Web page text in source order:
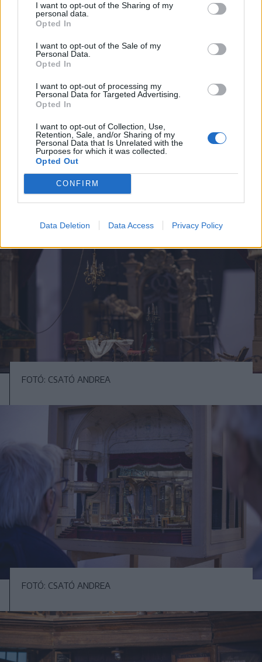
I want to opt-out of the Sharing of my
personal data.
Opted In
I want to opt-out of the Sale of my
Personal Data.
Opted In
I want to opt-out of processing my
Personal Data for Targeted Advertising.
Opted In
I want to opt-out of Collection, Use,
Retention, Sale, and/or Sharing of my
Personal Data that Is Unrelated with the
Purposes for which it was collected.
Opted Out
CONFIRM
Data Deletion Data Access Privacy Policy
FOTÓ: CSATÓ ANDREA
FOTÓ: CSATÓ ANDREA
FOTÓ: CSATÓ ANDREA